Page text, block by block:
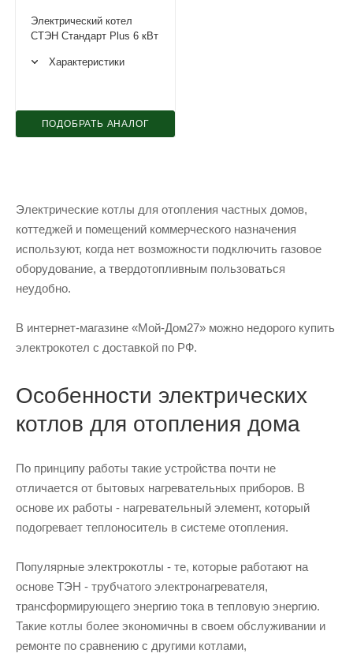
Электрический котел
СТЭН Стандарт Plus 6 кВт
Характеристики
ПОДОБРАТЬ АНАЛОГ
Электрические котлы для отопления частных домов,
коттеджей и помещений коммерческого назначения
используют, когда нет возможности подключить газовое
оборудование, а твердотопливным пользоваться
неудобно.
В интернет-магазине «Мой-Дом27» можно недорого купить
электрокотел с доставкой по РФ.
Особенности электрических
котлов для отопления дома
По принципу работы такие устройства почти не
отличается от бытовых нагревательных приборов. В
основе их работы - нагревательный элемент, который
подогревает теплоноситель в системе отопления.
Популярные электрокотлы - те, которые работают на
основе ТЭН - трубчатого электронагревателя,
трансформирующего энергию тока в тепловую энергию.
Такие котлы более экономичны в своем обслуживании и
ремонте по сравнению с другими котлами,